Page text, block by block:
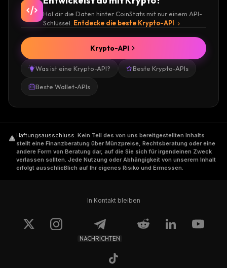
Hol dir die Daten hinter CoinStats mit nur einem API-
Schlüssel. Entdecke die beste Krypto-API
Was ist eine Krypto-API? Beste Krypto-APIs
Beste Wallet-APIs
Krypto-API
Haftungsausschluss. Kein Teil des von uns bereitgestellten Inhalts
stellt eine Finanzberatung über Münzpreise, Rechtsberatung oder eine
andere Form von Beratung dar, auf die Sie sich für irgendeinen Zweck
verlassen sollten. Jede Nutzung oder Abhängigkeit von unserem Inhalt
erfolgt ausschließlich auf Ihr eigenes Risiko und Ermessen.
In Kontakt bleiben
NACHRICHTEN